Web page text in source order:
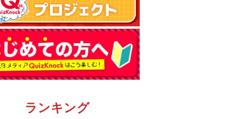
ランキング